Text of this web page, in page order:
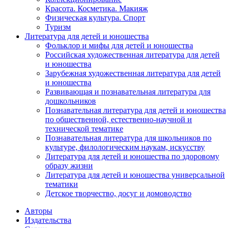
Красота. Косметика. Макияж
Физическая культура. Спорт
Туризм
Литература для детей и юношества
Фольклор и мифы для детей и юношества
Российская художественная литература для детей
и юношества
Зарубежная художественная литература для детей
и юношества
Развивающая и познавательная литература для
дошкольников
Познавательная литература для детей и юношества
по общественной, естественно-научной и
технической тематике
Познавательная литература для школьников по
культуре, филологическим наукам, искусству
Литература для детей и юношества по здоровому
образу жизни
Литература для детей и юношества универсальной
тематики
Детское творчество, досуг и домоводство
Авторы
Издательства